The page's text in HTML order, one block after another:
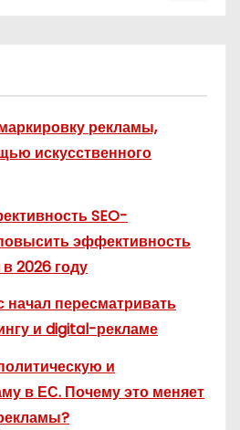
рекламы,
искусственного
SEO-
эффективность
2026 году
начал пересматривать
и digital-рекламе
и
в ЕС. Почему это меняет